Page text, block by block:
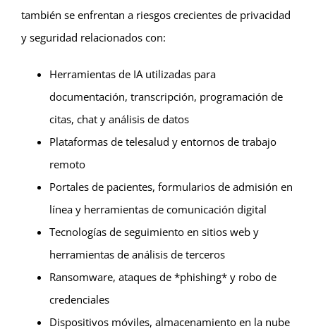
también se enfrentan a riesgos crecientes de privacidad
y seguridad relacionados con:
Herramientas de IA utilizadas para
documentación, transcripción, programación de
citas, chat y análisis de datos
Plataformas de telesalud y entornos de trabajo
remoto
Portales de pacientes, formularios de admisión en
línea y herramientas de comunicación digital
Tecnologías de seguimiento en sitios web y
herramientas de análisis de terceros
Ransomware, ataques de *phishing* y robo de
credenciales
Dispositivos móviles, almacenamiento en la nube